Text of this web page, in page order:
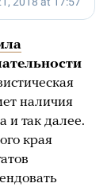
наличия
и так далее.
края